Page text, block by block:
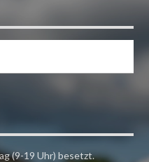
(9-19 Uhr) besetzt.